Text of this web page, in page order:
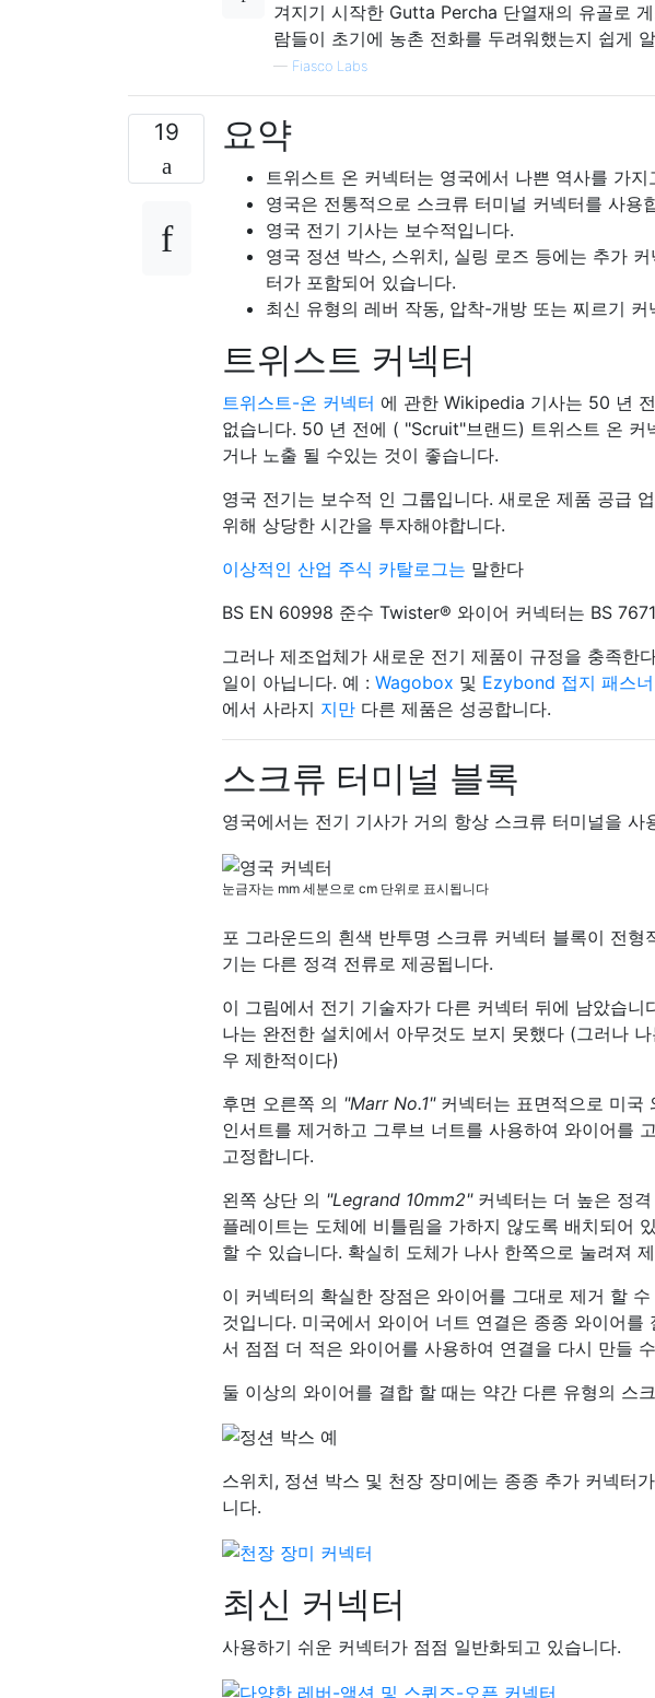
겨지기 시작한 Gutta Percha 단열재의 유골로
람들이 초기에 농촌 전화를 두려워했는지 쉽게
— Fiasco Labs
19 요약
트위스트 온 커넥터는 영국에서 나쁜 역사를 가지
영국은 전통적으로 스크류 터미널 커넥터를 사용
영국 전기 기사는 보수적입니다.
영국 정션 박스, 스위치, 실링 로즈 등에는 추가
터가 포함되어 있습니다.
최신 유형의 레버 작동, 압착-개방 또는 찌르기
트위스트 커넥터
트위스트-온 커넥터 에 관한 Wikipedia 기사는 50 년
없습니다. 50 년 전에 ( "Scruit"브랜드) 트위스트 온
거나 노출 될 수있는 것이 좋습니다.
영국 전기는 보수적 인 그룹입니다. 새로운 제품 공급
위해 상당한 시간을 투자해야합니다.
이상적인 산업 주식 카탈로그는 말한다
BS EN 60998 준수 Twister® 와이어 커넥터는 BS
그러나 제조업체가 새로운 전기 제품이 규정을 충족한
일이 아닙니다. 예 : Wagobox 및 Ezybond 접지 패스너
에서 사라지 지만 다른 제품은 성공합니다.
스크류 터미널 블록
영국에서는 전기 기사가 거의 항상 스크류 터미널을 사
눈금자는 mm 세분으로 cm 단위로 표시됩니다
포 그라운드의 흰색 반투명 ​​스크류 커넥터 블록이 전
기는 다른 정격 전류로 제공됩니다.
이 그림에서 전기 기술자가 다른 커넥터 뒤에 남았습
나는 완전한 설치에서 아무것도 보지 못했다 (그러나
우 제한적이다)
후면 오른쪽 의 "Marr No.1"커넥터는 표면적으로 미국
인서트를 제거하고 그루브 너트를 사용하여 와이어를
고정합니다.
왼쪽 상단 의 "Legrand 10mm2"커넥터는 더 높은 정
플레이트는 도체에 비틀림을 가하지 않도록 배치되어
할 수 있습니다. 확실히 도체가 나사 한쪽으로 눌려져
이 커넥터의 확실한 장점은 와이어를 그대로 제거 할
것입니다. 미국에서 와이어 너트 연결은 종종 와이어
서 점점 더 적은 와이어를 사용하여 연결을 다시 만들
둘 이상의 와이어를 결합 할 때는 약간 다른 유형의 스
스위치, 정션 박스 및 천장 장미에는 종종 추가 커넥터
니다.
최신 커넥터
사용하기 쉬운 커넥터가 점점 일반화되고 있습니다.